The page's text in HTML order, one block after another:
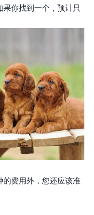
你找到一个，预计只
费用外，您还应该准